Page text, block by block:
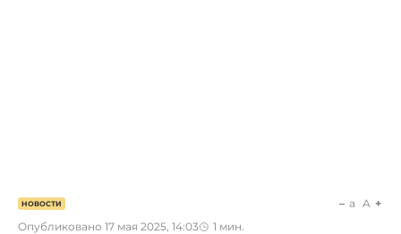
НОВОСТИ
Опубликовано 17 мая 2025, 14:03 1 мин.
a A